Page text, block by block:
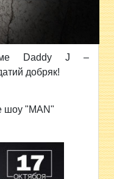
Daddy J –
добряк!
шоу"MAN"